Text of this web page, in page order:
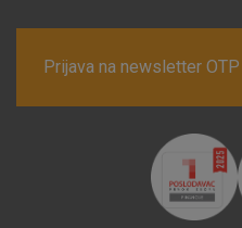
Prijava na newsletter
Nužni (tehnički)
ne mogu se isključiti u našim
postavljaju kao odgovor na
za uslugama, kao što su
možete postaviti da blokira